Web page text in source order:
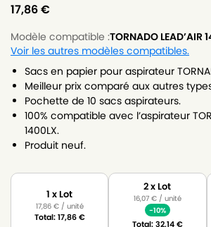
17,86€
Modèle compatible :TORNADO LEAD’AIR
Voir les autres modèles compatibles.
Sacs en papier pour aspirateur
Meilleur prix comparé aux autres
Pochette de 10 sacs aspirateurs.
100% compatible avec l’aspirateur
1400LX.
Produit neuf.
1 x Lot
17,86 €/ unité
Total:17,86€
2 x Lot
16,07 €/ unité
-10%
Total:32,14€